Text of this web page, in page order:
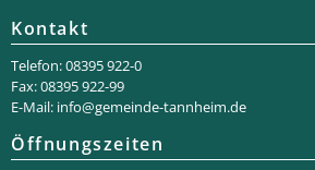
Kontakt
Telefon: 08395 922-0
Fax: 08395 922-99
E-Mail: info@gemeinde-tannheim.de
Öffnungszeiten